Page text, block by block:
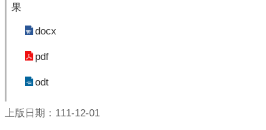
果
docx
pdf
odt
上版日期：111-12-01